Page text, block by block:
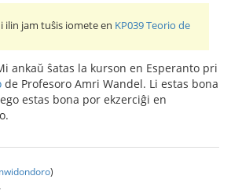
ilin jam tuŝis iomete en KP039 Teorio de
ankaŭ ŝatas la kurson en Esperanto pri
de Profesoro Amri Wandel. Li estas bona
estas bona por ekzerciĝi en
)